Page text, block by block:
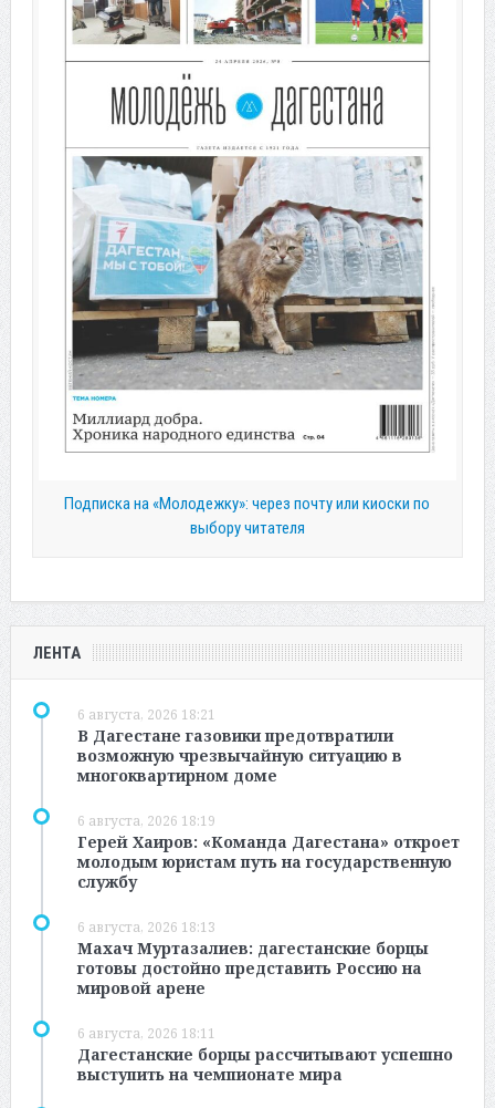
Подписка на «Молодежку»: через почту или киоски по
выбору читателя
ЛЕНТА
6 августа, 2026 18:21
В Дагестане газовики предотвратили
возможную чрезвычайную ситуацию в
многоквартирном доме
6 августа, 2026 18:19
Герей Хаиров: «Команда Дагестана» откроет
молодым юристам путь на государственную
службу
6 августа, 2026 18:13
Махач Муртазалиев: дагестанские борцы
готовы достойно представить Россию на
мировой арене
6 августа, 2026 18:11
Дагестанские борцы рассчитывают успешно
выступить на чемпионате мира